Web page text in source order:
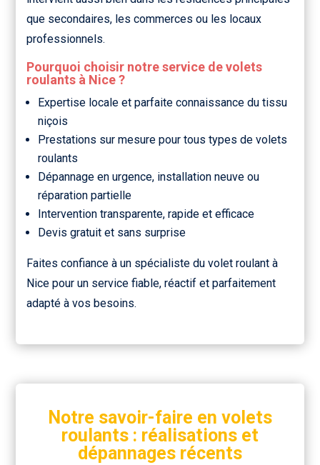
que secondaires, les commerces ou les locaux
professionnels.
Pourquoi choisir notre service de volets
roulants à Nice ?
Expertise locale et parfaite connaissance du tissu
niçois
Prestations sur mesure pour tous types de volets
roulants
Dépannage en urgence, installation neuve ou
réparation partielle
Intervention transparente, rapide et efficace
Devis gratuit et sans surprise
Faites confiance à un spécialiste du volet roulant à
Nice pour un service fiable, réactif et parfaitement
adapté à vos besoins.
Notre savoir-faire en volets
roulants : réalisations et
dépannages récents